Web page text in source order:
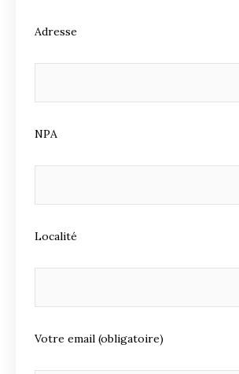
Adresse
NPA
Localité
Votre email (obligatoire)